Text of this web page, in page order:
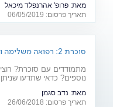
לה? ומהו הטיפול המתקדם
האחרונות? כתבה לרגל יום
מאת: פרופ' אהרנפלד מיכאל
תאריך פרסום: 06/05/2019
סוכרת 2: רפואה משלימה וטיפול טבעי
מתמודדים עם סוכרת?
נוספים? כדאי שתדעו
מרפא
מאת: נדב סגמן
תאריך פרסום: 26/06/2018